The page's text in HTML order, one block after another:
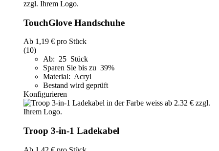
TouchGlove Handschuhe
Ab 1,19 € pro Stück
(10)
Ab: 25 Stück
Sparen Sie bis zu 39%
Material: Acryl
Bestand wird geprüft
Konfigurieren
Troop 3-in-1 Ladekabel